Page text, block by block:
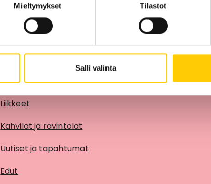
Mieltymykset Tilastot
Salli valinta
Liikkeet
Kahvilat ja ravintolat
Uutiset ja tapahtumat
Edut